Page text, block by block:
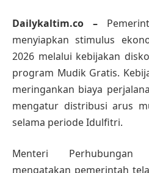
Dailykaltim.co –
menyiapkan stimulus
2026 melalui kebijakan
program Mudik Gratis.
meringankan biaya
mengatur distribusi arus
selama periode Idulfitri.
Menteri Perhubungan
mengatakan pemerintah